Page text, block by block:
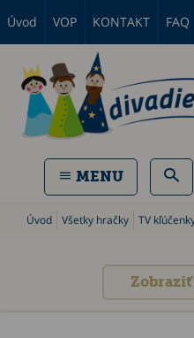
Úvod VOP KONTAKT FAQ
MENU
Úvod Všetky hračky TV